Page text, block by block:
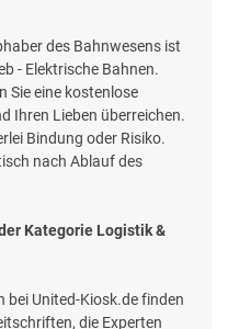
des Bahnwesens ist
- Elektrische Bahnen.
Sie eine kostenlose
Ihren Lieben überreichen.
Bindung oder Risiko.
nach Ablauf des
Kategorie Logistik &
bei United-Kiosk.de finden
die Experten